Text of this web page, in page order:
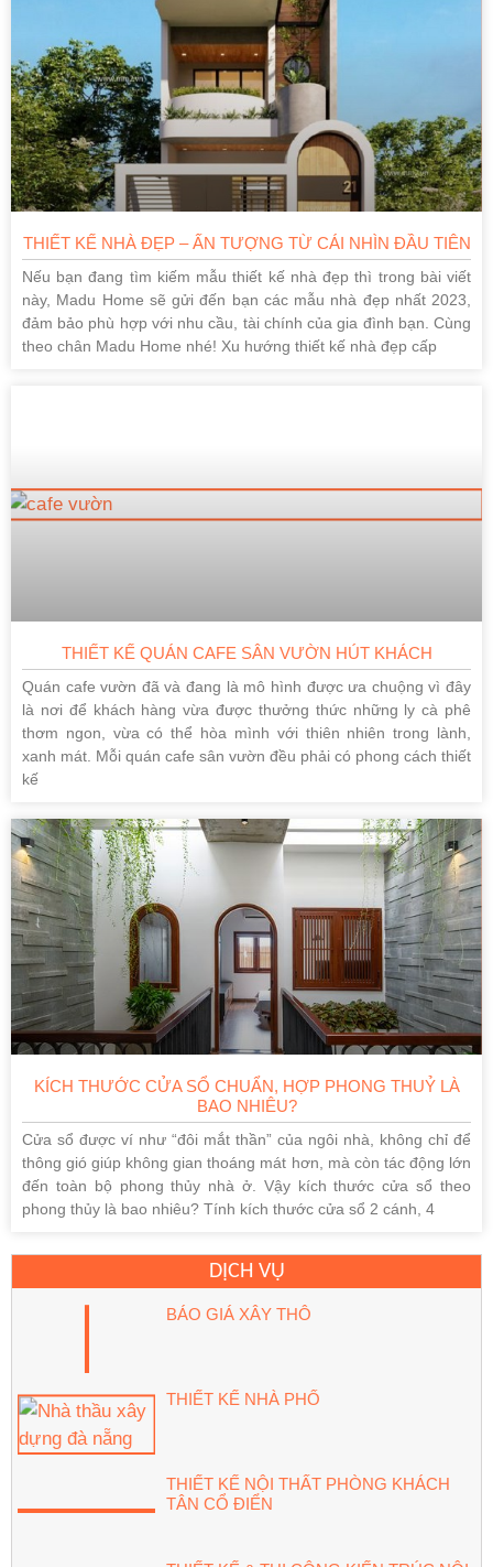
THIẾT KẾ NHÀ ĐẸP – ẤN TƯỢNG TỪ CÁI NHÌN ĐẦU TIÊN
Nếu bạn đang tìm kiếm mẫu thiết kế nhà đẹp thì trong bài viết
này, Madu Home sẽ gửi đến bạn các mẫu nhà đẹp nhất 2023,
đảm bảo phù hợp với nhu cầu, tài chính của gia đình bạn. Cùng
theo chân Madu Home nhé! Xu hướng thiết kế nhà đẹp cấp
THIẾT KẾ QUÁN CAFE SÂN VƯỜN HÚT KHÁCH
Quán cafe vườn đã và đang là mô hình được ưa chuộng vì đây
là nơi để khách hàng vừa được thưởng thức những ly cà phê
thơm ngon, vừa có thể hòa mình với thiên nhiên trong lành,
xanh mát. Mỗi quán cafe sân vườn đều phải có phong cách thiết
kế
KÍCH THƯỚC CỬA SỔ CHUẨN, HỢP PHONG THUỶ LÀ
BAO NHIÊU?
Cửa sổ được ví như “đôi mắt thần” của ngôi nhà, không chỉ để
thông gió giúp không gian thoáng mát hơn, mà còn tác động lớn
đến toàn bộ phong thủy nhà ở. Vậy kích thước cửa sổ theo
phong thủy là bao nhiêu? Tính kích thước cửa sổ 2 cánh, 4
DỊCH VỤ
BÁO GIÁ XÂY THÔ
THIẾT KẾ NHÀ PHỐ
THIẾT KẾ NỘI THẤT PHÒNG KHÁCH
TÂN CỔ ĐIỂN